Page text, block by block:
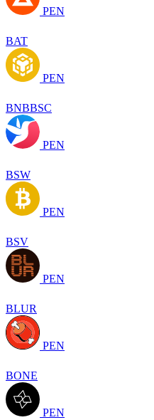
PEN
BAT
PEN
BNBBSC
PEN
BSW
PEN
BSV
PEN
BLUR
PEN
BONE
PEN